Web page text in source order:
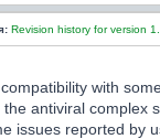
Revision history for version
with
the antiviral complex
issues reported by